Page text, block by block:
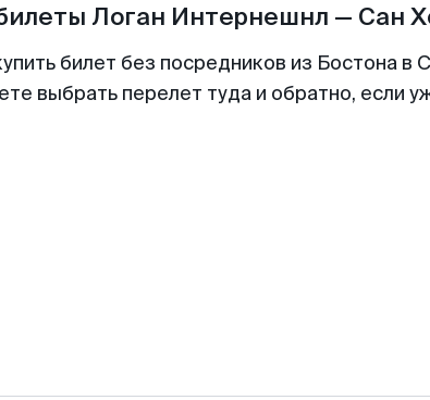
Логан Интернешнл — Сан
билет без посредников из Бостона в
выбрать перелет туда и обратно, если